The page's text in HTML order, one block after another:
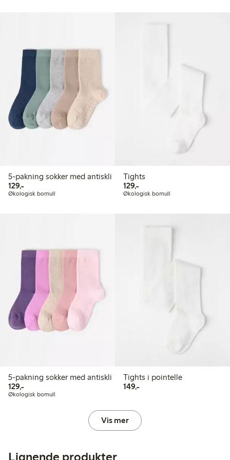
5-pakning sokker med antiskli
129,-129,00 kr
Økologisk bomull
Tights
129,-129,00 kr
Økologisk bomull
5-pakning sokker med antiskli
129,-129,00 kr
Økologisk bomull
Tights i pointelle
149,-149,00 kr
Vis mer
Lignende produkter